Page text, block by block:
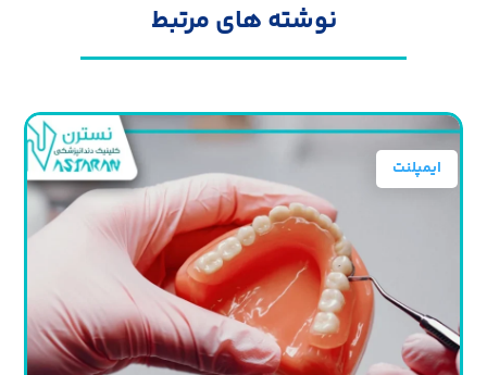
نوشته های مرتبط
ایمپلنت